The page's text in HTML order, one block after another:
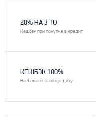
20% НА 3 ТО
Кешбэк при покупке в кредит
КЕШБЭК 100%
На 3 платежа по кредиту